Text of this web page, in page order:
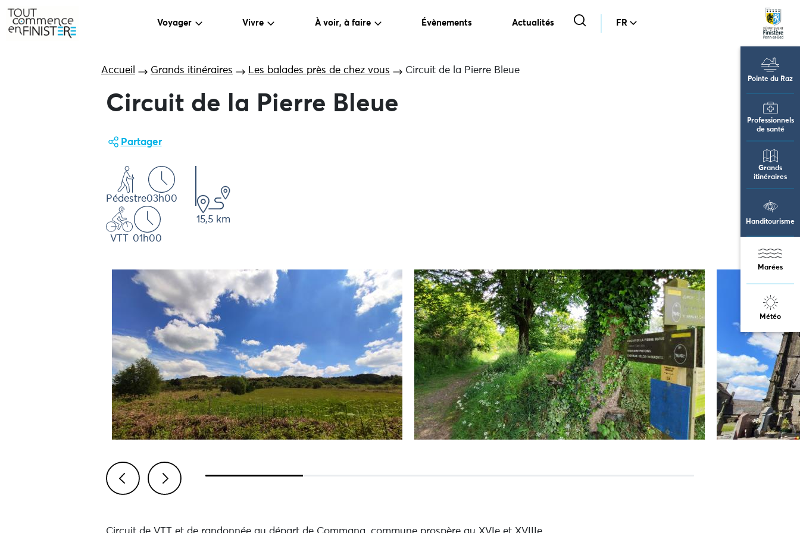
Voyager Vivre À voir, à faire Évènements Actualités FR
Pointe du Raz
Professionnels
de santé
Grands
itinéraires
Handitourisme
Marées
Météo
Accueil Grands itinéraires Les balades près de chez vous Circuit de la Pierre Bleue
Circuit de la Pierre Bleue
Partager
Pédestre03h00
VTT 01h00
15,5 km